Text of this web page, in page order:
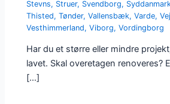
Stevns, Struer, Svendborg,
Thisted,Tønder,Vallensbæk,Varde,
Vesthimmerland,Viborg,Vordingborg
Har du et større eller mindre
lavet. Skal overetagen renoveres?
[…]